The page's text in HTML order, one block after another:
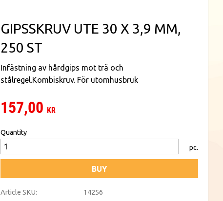
GIPSSKRUV UTE 30 X 3,9 MM,
250 ST
Infästning av hårdgips mot trä och
stålregel.Kombiskruv. För utomhusbruk
157,00 KR
Quantity
pc.
BUY
Article SKU 14256